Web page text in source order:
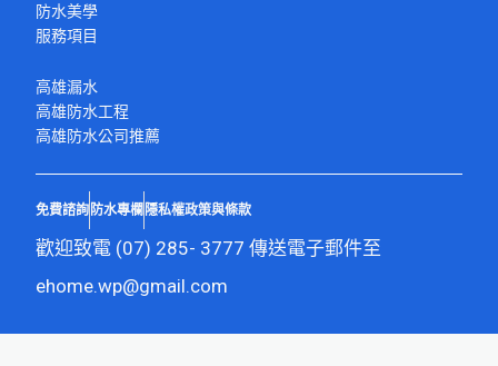
防水美學
服務項目
高雄漏水
高雄防水工程
高雄防水公司推薦
免費諮詢 防水專欄 隱私權政策與條款
歡迎致電 (07) 285- 3777傳送電子郵件至
ehome.wp@gmail.com